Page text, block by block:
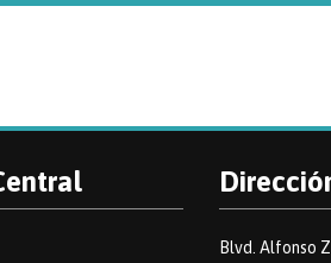
Blvd. Alfonso